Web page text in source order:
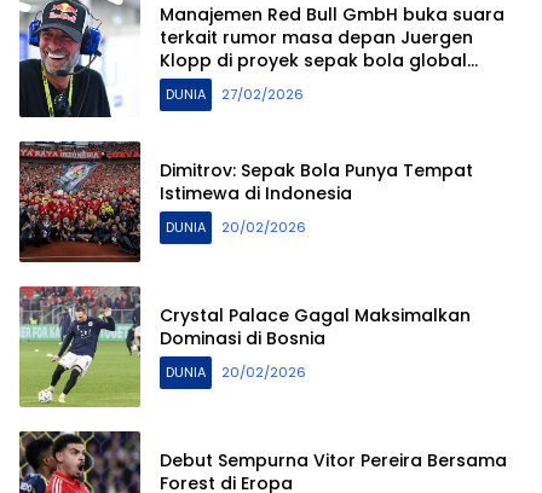
Manajemen Red Bull GmbH buka suara
terkait rumor masa depan Juergen
Klopp di proyek sepak bola global
mereka.
DUNIA 27/02/2026
Dimitrov: Sepak Bola Punya Tempat
Istimewa di Indonesia
DUNIA 20/02/2026
Crystal Palace Gagal Maksimalkan
Dominasi di Bosnia
DUNIA 20/02/2026
Debut Sempurna Vitor Pereira Bersama
Forest di Eropa